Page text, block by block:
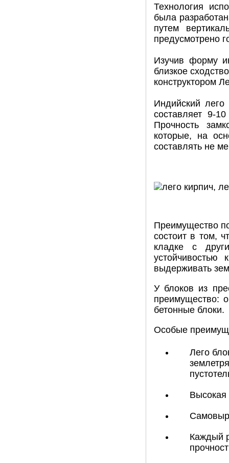
Технология
была
путем
предусмотрено
Изучив форму
близкое
конструктором
Индийский
составляет 9-
Прочность
которые, на
составлять не
Преимущество
состоит в том,
кладке с
выдерживать
У блоков из
преимущество:
бетонные блоки.
Особые
Лего
Высокая
Каждый